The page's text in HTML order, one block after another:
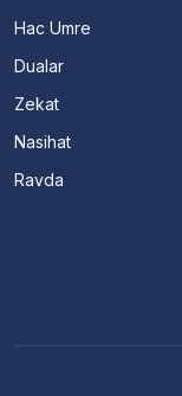
Hac Umre
Dualar
Zekat
Nasihat
Ravda